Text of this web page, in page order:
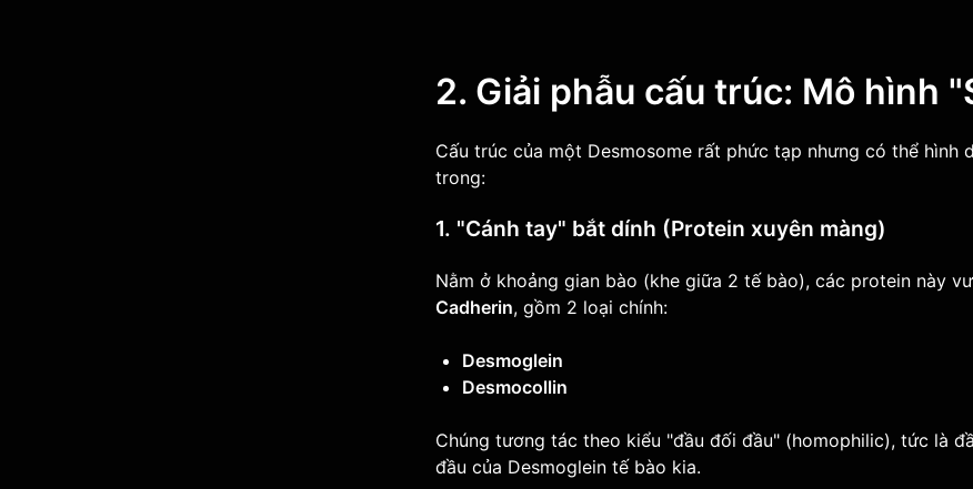
2. Giải phẫu cấu trúc: Mô hình
Cấu trúc của một Desmosome rất phức tạp nhưng có thể hình
trong:
1. "Cánh tay" bắt dính (Protein xuyên màng)
Nằm ở khoảng gian bào (khe giữa 2 tế bào), các protein này
Cadherin, gồm 2 loại chính:
Desmoglein
Desmocollin
Chúng tương tác theo kiểu "đầu đối đầu" (homophilic), tức là
đầu của Desmoglein tế bào kia.